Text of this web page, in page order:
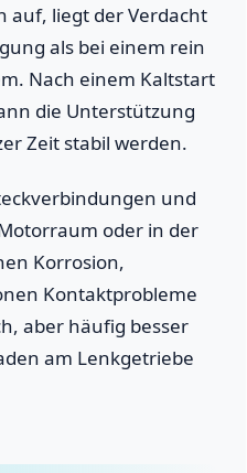
auf, liegt der Verdacht
als bei einem rein
Nach einem Kaltstart
die Unterstützung
Zeit stabil werden.
und
oder in der
Korrosion,
Kontaktprobleme
aber häufig besser
am Lenkgetriebe